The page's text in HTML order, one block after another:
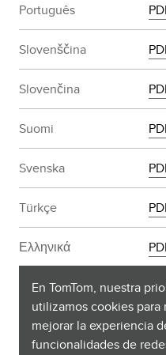
En TomTom, nuestra
utilizamos cookies para
mejorar la experiencia
funcionalidades de
Português
Slovenščina
Slovenčina
Suomi
Svenska
Türkçe
Ελληνικά
български
Русский